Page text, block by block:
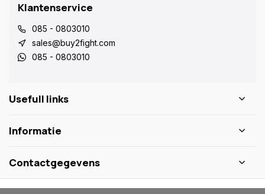
Klantenservice
085 - 0803010
sales@buy2fight.com
085 - 0803010
Usefull links
Informatie
Contactgegevens